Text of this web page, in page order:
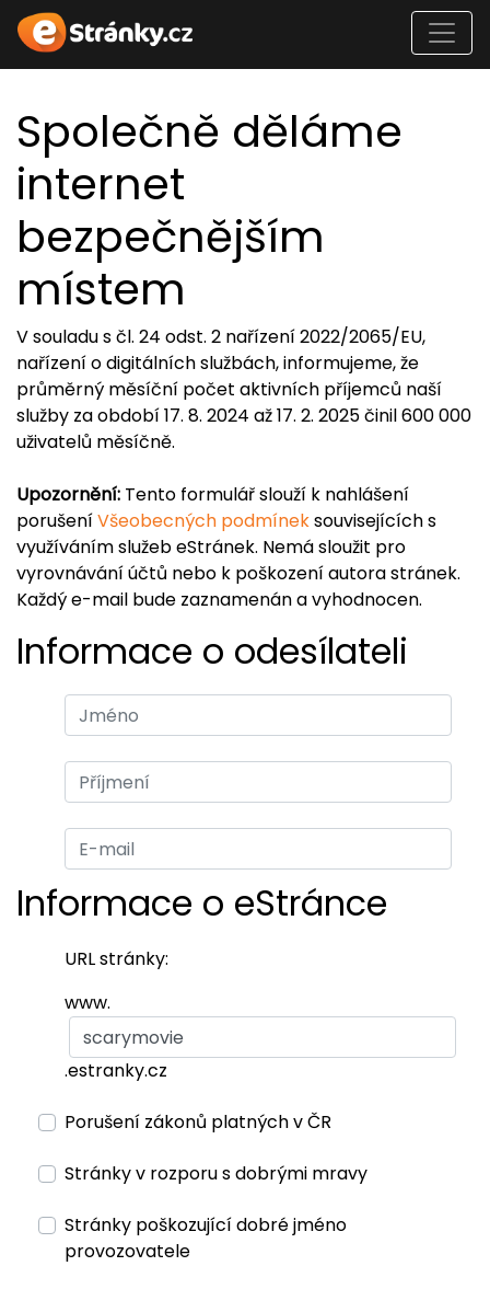
Společně děláme
internet
bezpečnějším
místem
V souladu s čl. 24 odst. 2 nařízení 2022/2065/EU,
nařízení o digitálních službách, informujeme, že
průměrný měsíční počet aktivních příjemců naší
služby za období 17. 8. 2024 až 17. 2. 2025 činil 600 000
uživatelů měsíčně.
Upozornění: Tento formulář slouží k nahlášení
porušeníVšeobecných podmíneksouvisejících s
využíváním služeb eStránek. Nemá sloužit pro
vyrovnávání účtů nebo k poškození autora stránek.
Každý e-mail bude zaznamenán a vyhodnocen.
Informace o odesílateli
Informace o eStránce
URL stránky:
www.
.estranky.cz
Porušení zákonů platných v ČR
Stránky v rozporu s dobrými mravy
Stránky poškozující dobré jméno
provozovatele